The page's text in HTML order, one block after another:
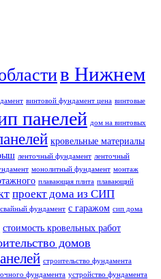
в Нижнем
винтовой фундамент цена винтовые
панелей дом на винтовых
кровельные материалы
ленточный фундамент ленточный
монолитный фундамент монтаж
плавающая плита плавающий
проект дома из СИП
свайный фундамент с гаражом сип дома
стоимость кровельных работ
домов
строительство фундамента
фундамента устройство фундамента